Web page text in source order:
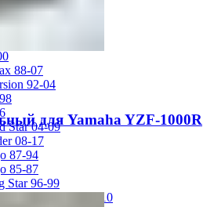
88-07
92-04
Star 04-09
08-17
87-94
85-87
Star 96-99
Star Venture 01-10
для Yamaha YZF-1000R